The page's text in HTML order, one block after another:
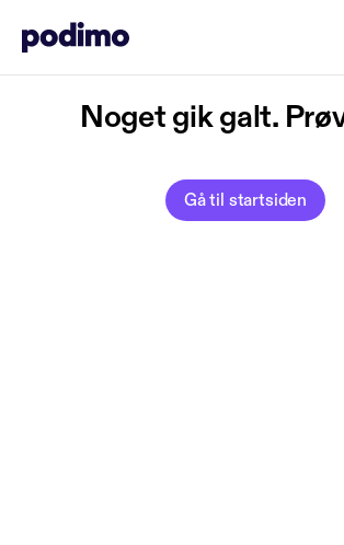
Noget gik galt.
Gå til startsiden